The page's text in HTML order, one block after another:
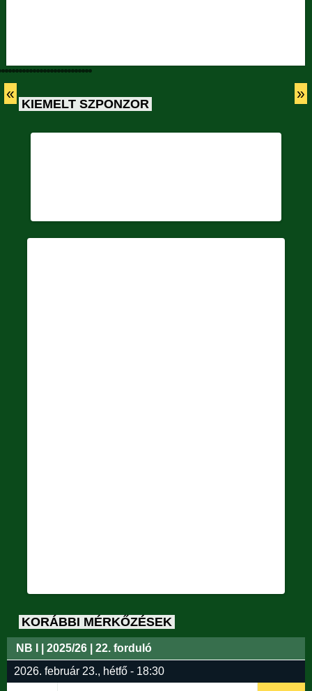
« »
KIEMELT SZPONZOR
KORÁBBI MÉRKŐZÉSEK
NB I | 2025/26 | 22. forduló
2026. február 23., hétfő - 18:30